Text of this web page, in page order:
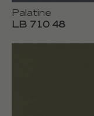
Palatine
LB 710 48